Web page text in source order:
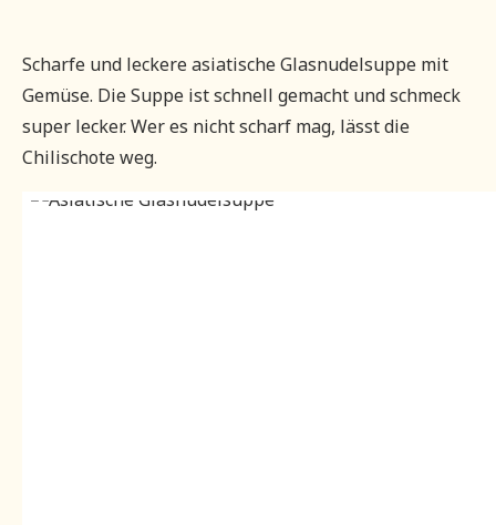
Scharfe und leckere asiatische Glasnudelsuppe mit
Gemüse. Die Suppe ist schnell gemacht und schmeck
super lecker. Wer es nicht scharf mag, lässt die
Chilischote weg.